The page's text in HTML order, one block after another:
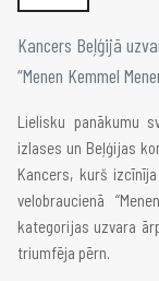
Kancers Beļģijā
“Menen Kemmel
Lielisku panākumu
izlases un Beļģijas
Kancers, kurš
velobraucienā
kategorijas uzvara
triumfēja pērn.